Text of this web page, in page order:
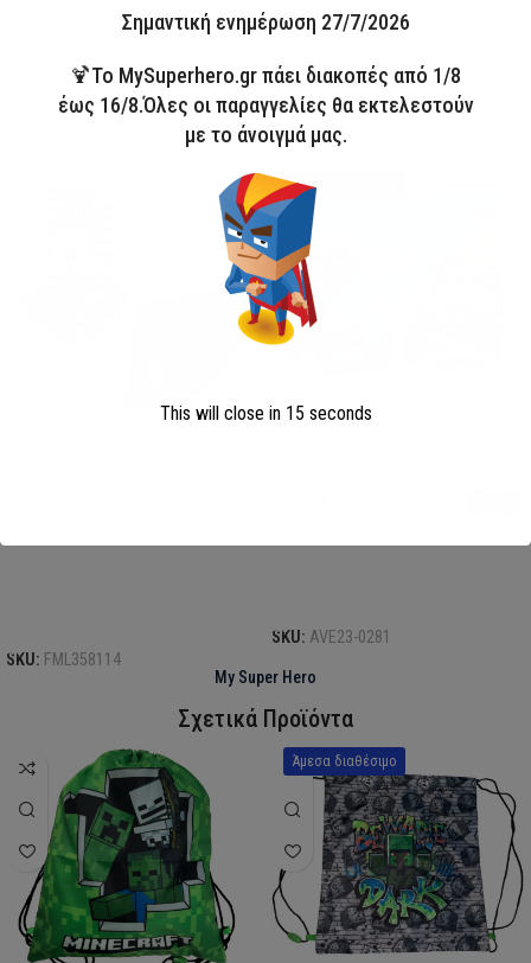
ΣΥΛΛΟΓΗ
ΜΑΓΙΟ 2026
Disney Minnie Σετ Μαγιό &
SKU: FML358114
Άμεσα διαθέσιμο
HOT
Παιδικό Μαγιό Boxer Avengers
SKU: AVE23-0281
My Super Hero
Σχετικά Προϊόντα
Άμεσα διαθέσιμο
Σημαντική ενημέρωση 27/7/2026
🍹Το MySuperhero.gr πάει διακοπές από 1/8
έως 16/8.Όλες οι παραγγελίες θα εκτελεστούν
με το άνοιγμά μας.
This will close in 15 seconds